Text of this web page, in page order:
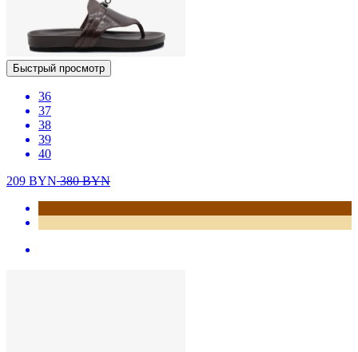
Быстрый просмотр
36
37
38
39
40
209 BYN380BYN